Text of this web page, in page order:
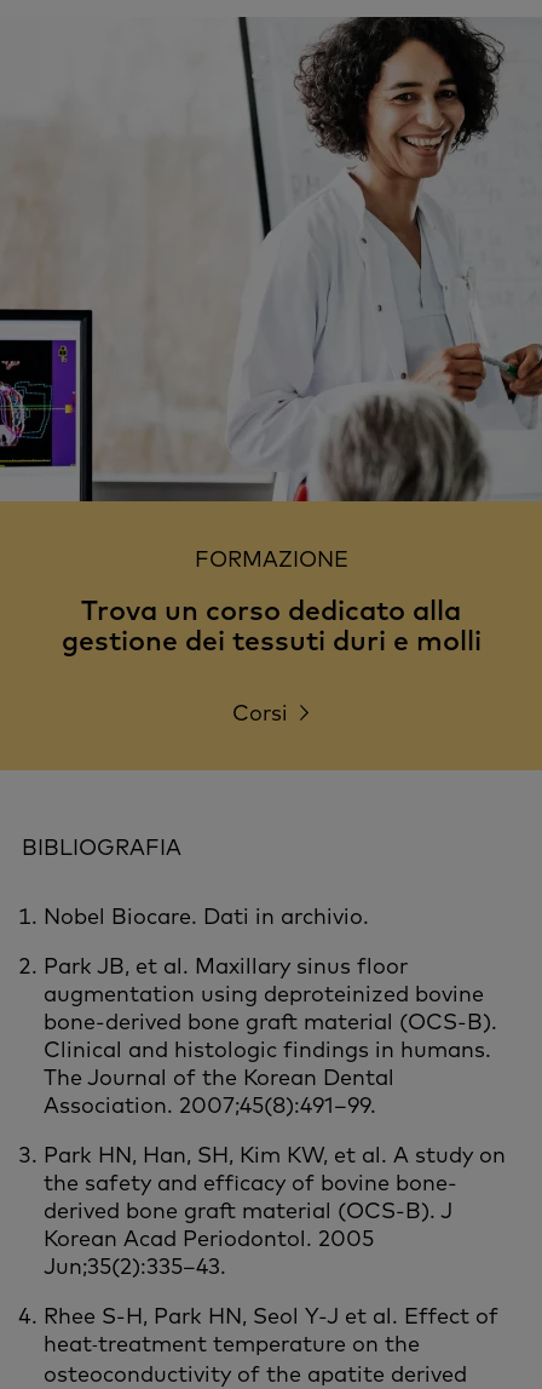
FORMAZIONE
Trova un corso dedicato alla
gestione dei tessuti duri e molli
Corsi
BIBLIOGRAFIA
Nobel Biocare. Dati in archivio.
Park JB, et al. Maxillary sinus floor
augmentation using deproteinized bovine
bone-derived bone graft material (OCS-B).
Clinical and histologic findings in humans.
The Journal of the Korean Dental
Association. 2007;45(8):491–99.
Park HN, Han, SH, Kim KW, et al. A study on
the safety and efficacy of bovine bone-
derived bone graft material (OCS-B). J
Korean Acad Periodontol. 2005
Jun;35(2):335–43.
Rhee S-H, Park HN, Seol Y-J et al. Effect of
heat-treatment temperature on the
osteoconductivity of the apatite derived